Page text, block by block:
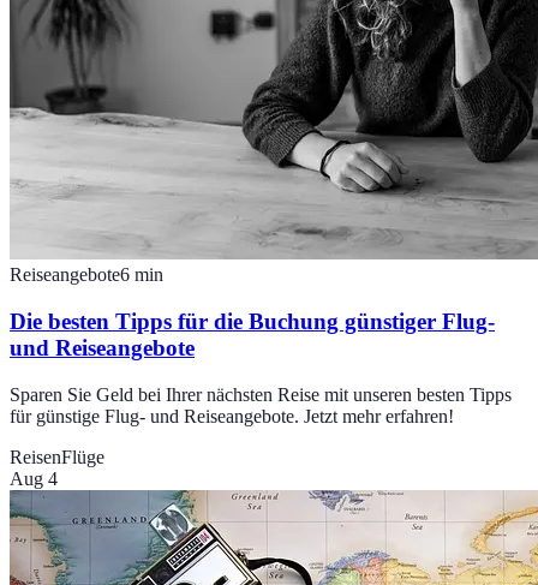
Reiseangebote6 min
Die besten Tipps für die Buchung günstiger Flug-
und Reiseangebote
Sparen Sie Geld bei Ihrer nächsten Reise mit unseren besten Tipps
für günstige Flug- und Reiseangebote. Jetzt mehr erfahren!
ReisenFlüge
Aug 4